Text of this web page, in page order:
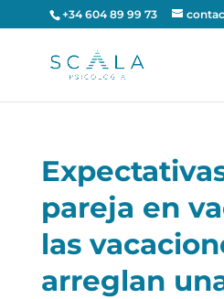
+34 604 89 99 73
pareja en
las
arreglan